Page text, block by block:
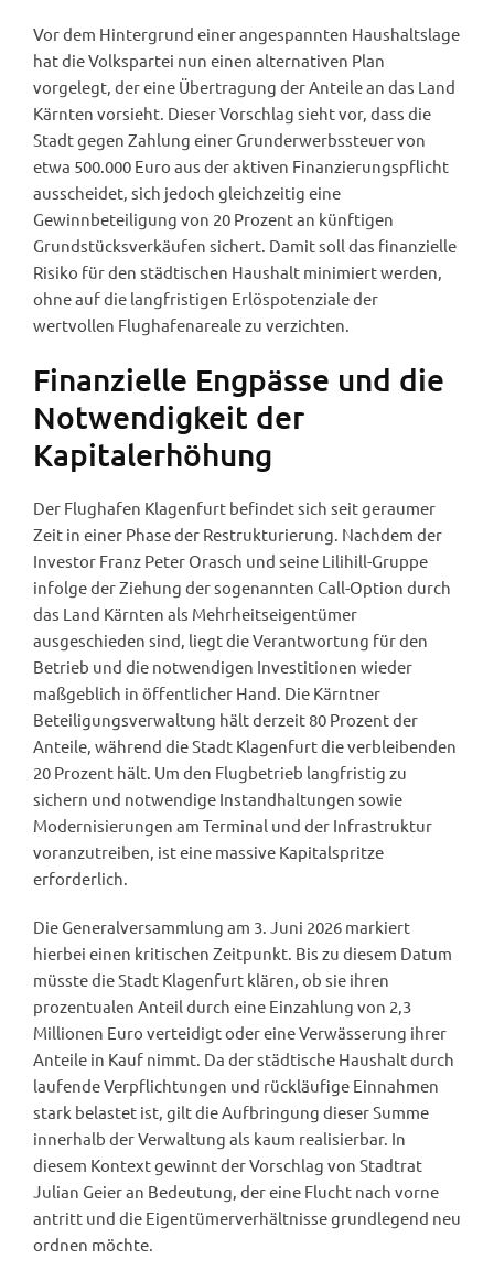
Vor dem Hintergrund einer angespannten Haushaltslage
hat die Volkspartei nun einen alternativen Plan
vorgelegt, der eine Übertragung der Anteile an das Land
Kärnten vorsieht. Dieser Vorschlag sieht vor, dass die
Stadt gegen Zahlung einer Grunderwerbssteuer von
etwa 500.000 Euro aus der aktiven Finanzierungspflicht
ausscheidet, sich jedoch gleichzeitig eine
Gewinnbeteiligung von 20 Prozent an künftigen
Grundstücksverkäufen sichert. Damit soll das finanzielle
Risiko für den städtischen Haushalt minimiert werden,
ohne auf die langfristigen Erlöspotenziale der
wertvollen Flughafenareale zu verzichten.
Finanzielle Engpässe und die
Notwendigkeit der
Kapitalerhöhung
Der Flughafen Klagenfurt befindet sich seit geraumer
Zeit in einer Phase der Restrukturierung. Nachdem der
Investor Franz Peter Orasch und seine Lilihill-Gruppe
infolge der Ziehung der sogenannten Call-Option durch
das Land Kärnten als Mehrheitseigentümer
ausgeschieden sind, liegt die Verantwortung für den
Betrieb und die notwendigen Investitionen wieder
maßgeblich in öffentlicher Hand. Die Kärntner
Beteiligungsverwaltung hält derzeit 80 Prozent der
Anteile, während die Stadt Klagenfurt die verbleibenden
20 Prozent hält. Um den Flugbetrieb langfristig zu
sichern und notwendige Instandhaltungen sowie
Modernisierungen am Terminal und der Infrastruktur
voranzutreiben, ist eine massive Kapitalspritze
erforderlich.
Die Generalversammlung am 3. Juni 2026 markiert
hierbei einen kritischen Zeitpunkt. Bis zu diesem Datum
müsste die Stadt Klagenfurt klären, ob sie ihren
prozentualen Anteil durch eine Einzahlung von 2,3
Millionen Euro verteidigt oder eine Verwässerung ihrer
Anteile in Kauf nimmt. Da der städtische Haushalt durch
laufende Verpflichtungen und rückläufige Einnahmen
stark belastet ist, gilt die Aufbringung dieser Summe
innerhalb der Verwaltung als kaum realisierbar. In
diesem Kontext gewinnt der Vorschlag von Stadtrat
Julian Geier an Bedeutung, der eine Flucht nach vorne
antritt und die Eigentümerverhältnisse grundlegend neu
ordnen möchte.